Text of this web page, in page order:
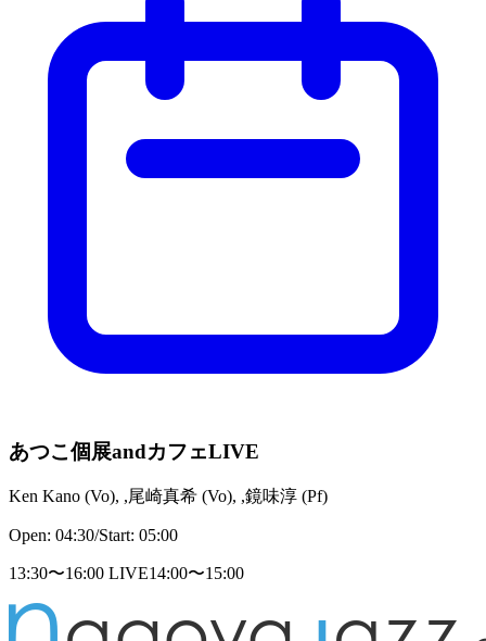
あつこ個展andカフェLIVE
Ken Kano (Vo), ,尾崎真希 (Vo), ,鏡味淳 (Pf)
Open: 04:30/Start: 05:00
13:30〜16:00 LIVE14:00〜15:00